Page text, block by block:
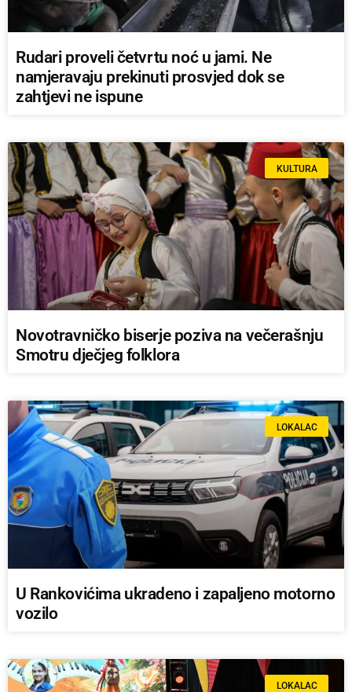
Rudari proveli četvrtu noć u jami. Ne
namjeravaju prekinuti prosvjed dok se
zahtjevi ne ispune
KULTURA
Novotravničko biserje poziva na večerašnju
Smotru dječjeg folklora
LOKALAC
U Rankovićima ukradeno i zapaljeno motorno
vozilo
LOKALAC